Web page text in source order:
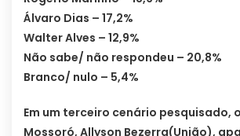
Álvaro Dias – 17,2%
Walter Alves – 12,9%
Não sabe/ não respondeu – 20,8%
Branco/ nulo – 5,4%
Em um terceiro cenário pesquisado,
Mossoró, Allyson Bezerra(União),